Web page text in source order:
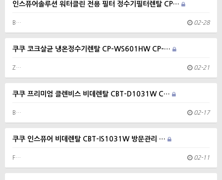
인스퓨어솔루션 워터클린 전용 필터 정수기필터렌탈 CP…
B… 02-28
쿠쿠 코크살균 냉온정수기렌탈 CP-WS601HW CP-…
Z… 02-21
쿠쿠 프리미엄 클렌비스 비데렌탈 CBT-D1031W C…
B… 02-17
쿠쿠 인스퓨어 비데렌탈 CBT-IS1031W 방문관리 …
F… 02-11